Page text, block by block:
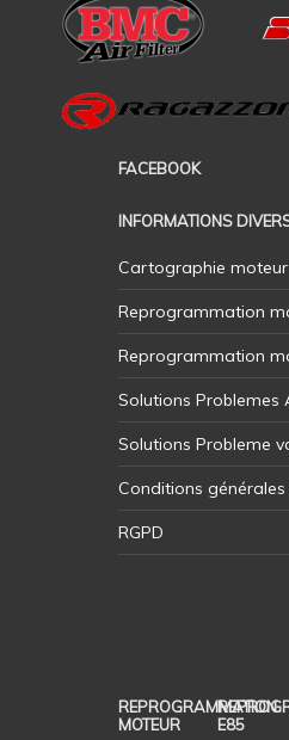
FACEBOOK
INFORMATIONS
Cartographie moteur
Reprogrammation
Reprogrammation
Solutions Problemes
Solutions Probleme
Conditions
RGPD
REPROGRAMMATION
MOTEUR
E85